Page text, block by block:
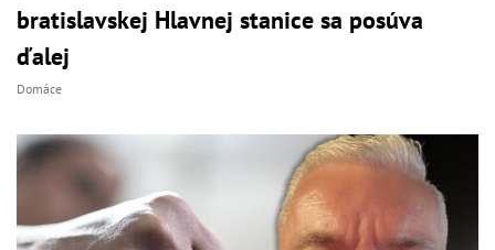
bratislavskej Hlavnej stanice sa posúva
ďalej
Domáce